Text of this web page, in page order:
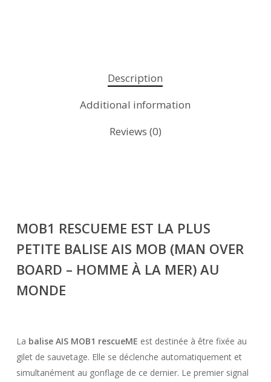
Description
Additional information
Reviews (0)
MOB1 RESCUEME EST LA PLUS
PETITE BALISE AIS MOB (MAN OVER
BOARD – HOMME À LA MER) AU
MONDE
La balise AIS MOB1 rescueME est destinée à être fixée au
gilet de sauvetage. Elle se déclenche automatiquement et
simultanément au gonflage de ce dernier. Le premier signal